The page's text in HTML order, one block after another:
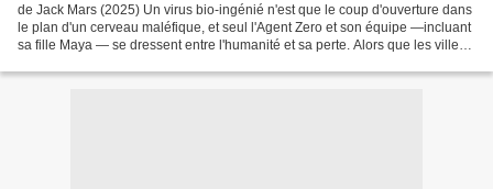
de Jack Mars (2025) Un virus bio-ingénié n'est que le coup d'ouverture dans
le plan d'un cerveau maléfique, et seul l'Agent Zero et son équipe —incluant
sa fille Maya — se dressent entre l'humanité et sa perte. Alors que les villes